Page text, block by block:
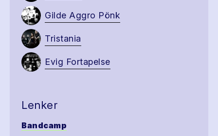
Gilde Aggro Pönk
Tristania
Evig Fortapelse
Lenker
Bandcamp